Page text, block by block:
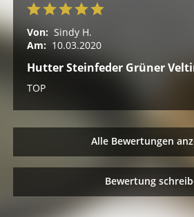
Von: Sindy H.
Am: 10.03.2020
Hutter Steinfeder Grüner
TOP
Alle Bewertungen
Bewertung